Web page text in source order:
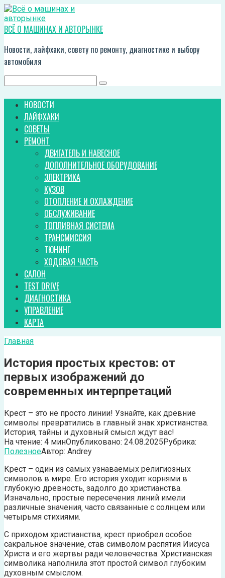
Перейти
к
контенту
ВСЁ О МАШИНАХ И АВТОРЫНКЕ
Новости, лайфхаки, совету по ремонту, диагностике и выбору
автомобиля
НОВОСТИ
ЛАЙФХАКИ
СОВЕТЫ
РЕМОНТ
ДВИГАТЕЛЬ И НАВЕСНОЕ
ДОПОЛНИТЕЛЬНОЕ ОБОРУДОВАНИЕ
ЭЛЕКТРИКА
КУЗОВ
ОТОПЛЕНИЕ И ОХЛАЖДЕНИЕ
ОБСЛУЖИВАНИЕ
ТОПЛИВНАЯ СИСТЕМА
ТРАНСМИССИЯ
ТЮНИНГ
ХОДОВАЯ ЧАСТЬ
САЛОН
TEST DRIVE
ДИАГНОСТИКА
УПРАВЛЕНИЕ
КАРТА
Главная
История простых крестов: от
первых изображений до
современных интерпретаций
Крест – это не просто линии! Узнайте, как древние
символы превратились в главный знак христианства.
История, тайны и духовный смысл ждут вас!
На чтение: 4 минОпубликовано: 24.08.2025Рубрика:
ПолезноеАвтор: Andrey
Крест – один из самых узнаваемых религиозных
символов в мире. Его история уходит корнями в
глубокую древность‚ задолго до христианства.
Изначально‚ простые пересечения линий имели
различные значения‚ часто связанные с солнцем или
четырьмя стихиями.
С приходом христианства‚ крест приобрел особое
сакральное значение‚ став символом распятия Иисуса
Христа и его жертвы ради человечества. Христианская
символика наполнила этот простой символ глубоким
духовным смыслом.